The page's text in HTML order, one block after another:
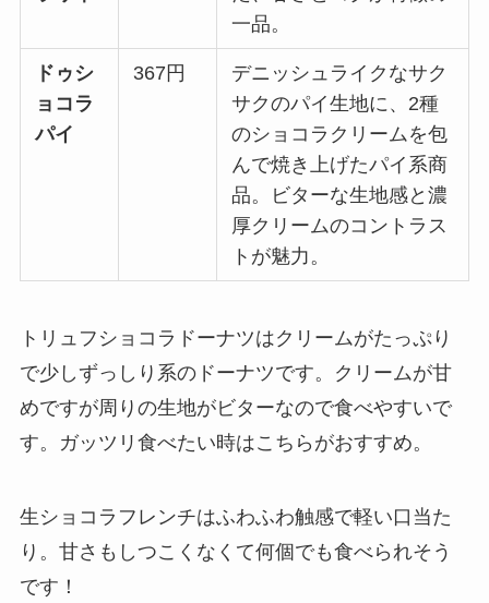
一品。
ドゥシ
ョコラ
パイ
367円
デニッシュライクなサク
サクのパイ生地に、2種
のショコラクリームを包
んで焼き上げたパイ系商
品。ビターな生地感と濃
厚クリームのコントラス
トが魅力。
トリュフショコラドーナツはクリームがたっぷり
で少しずっしり系のドーナツです。クリームが甘
めですが周りの生地がビターなので食べやすいで
す。ガッツリ食べたい時はこちらがおすすめ。
生ショコラフレンチはふわふわ触感で軽い口当た
り。甘さもしつこくなくて何個でも食べられそう
です！